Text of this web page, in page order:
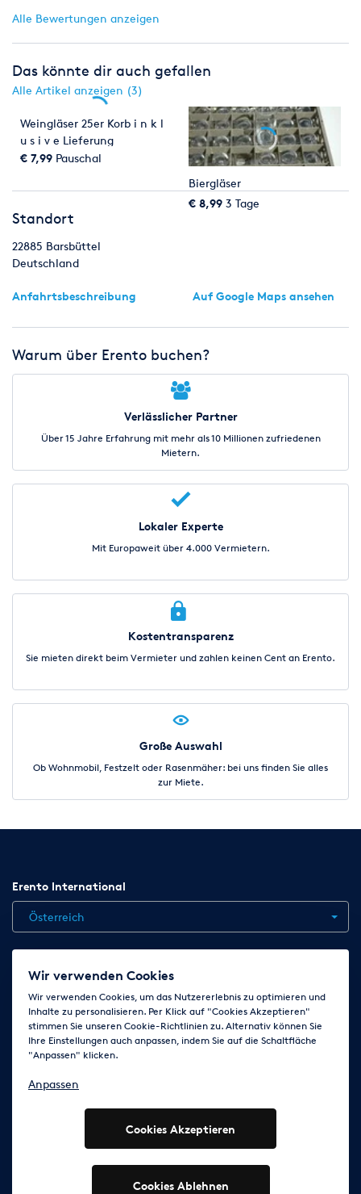
Alle Bewertungen anzeigen
Das könnte dir auch gefallen
Alle Artikel anzeigen (3)
Weingläser 25er Korb i n k l
u s i v e Lieferung
€ 7,99 Pauschal
Biergläser
€ 8,99 3 Tage
Standort
22885 Barsbüttel
Deutschland
Anfahrtsbeschreibung Auf Google Maps ansehen
Warum über Erento buchen?
Verlässlicher Partner
Über 15 Jahre Erfahrung mit mehr als 10 Millionen zufriedenen
Mietern.
Lokaler Experte
Mit Europaweit über 4.000 Vermietern.
Kostentransparenz
Sie mieten direkt beim Vermieter und zahlen keinen Cent an Erento.
Große Auswahl
Ob Wohnmobil, Festzelt oder Rasenmäher: bei uns finden Sie alles
zur Miete.
Erento International
Österreich
Jobs Kontakt News
AGB
Impressum Cookie-Einstellungen ändern
Folge uns auf
© 2003 - 2026 Erento Campanda GmbH - Alle Rechte
vorbehalten
Ausgewiesene Marken gehören den jeweiligen Eigentümern.
Wir verwenden Cookies
Wir verwenden Cookies, um das Nutzererlebnis zu optimieren und
Inhalte zu personalisieren. Per Klick auf "Cookies Akzeptieren"
stimmen Sie unseren Cookie-Richtlinien zu. Alternativ können Sie
Ihre Einstellungen auch anpassen, indem Sie auf die Schaltfläche
"Anpassen" klicken.
Anpassen
Cookies Akzeptieren
Cookies Ablehnen